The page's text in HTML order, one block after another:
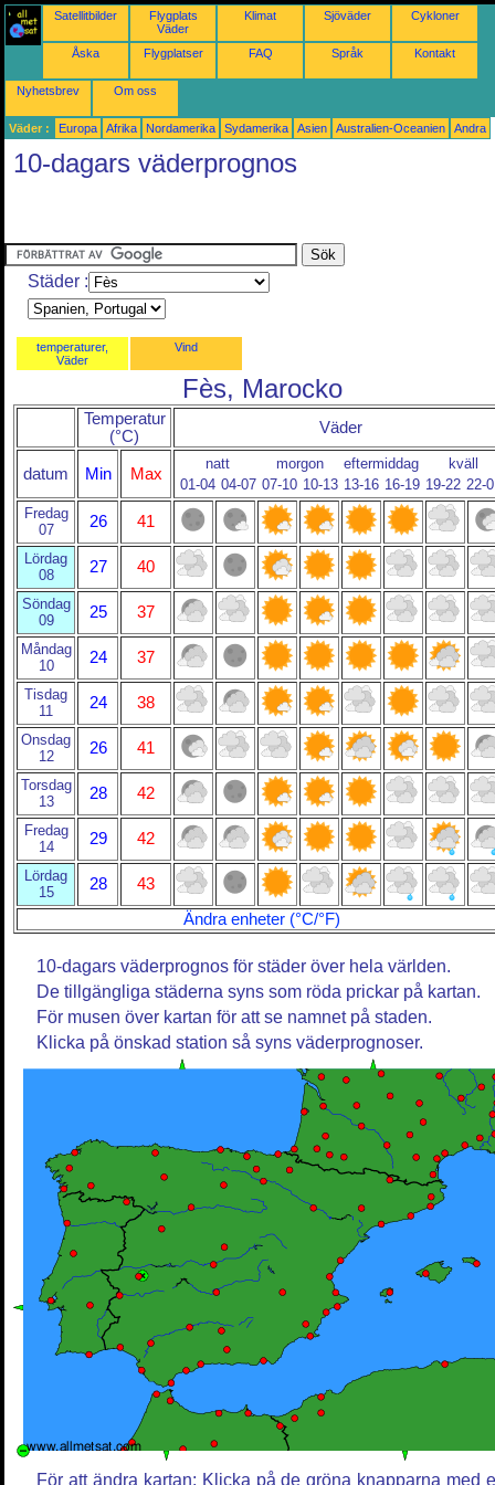
Satellitbilder
Flygplats
Väder
Klimat Sjöväder Cykloner
Åska Flygplatser FAQ Språk Kontakt
Nyhetsbrev Om oss
Väder : Europa Afrika Nordamerika Sydamerika Asien Australien-Oceanien Andra
10-dagars väderprognos
Städer :
temperaturer,
Väder
Vind
Fès, Marocko
Temperatur
(°C)
Väder
datum Min Max
natt morgon eftermiddag
kväll
01-04 04-07 07-10 10-13 13-16 16-19 19-22 22-
Fredag
07
26 41
Lördag
08
27 40
Söndag
09
25 37
Måndag
10
24 37
Tisdag
11
24 38
Onsdag
12
26 41
Torsdag
13
28 42
Fredag
14
29 42
Lördag
15
28
43
Ändra enheter (°C/°F)
10-dagars väderprognos för städer över hela världen.
De tillgängliga städerna syns som röda prickar på kartan.
För musen över kartan för att se namnet på staden.
Klicka på önskad station så syns väderprognoser.
För att ändra kartan: Klicka på de gröna knapparna med